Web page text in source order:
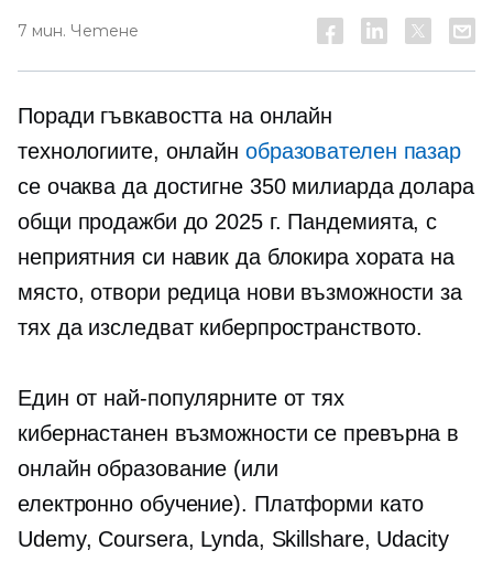
7 мин. Четене
Поради гъвкавостта на онлайн
технологиите, онлайн образователен пазар
се очаква да достигне 350 милиарда долара
общи продажби до 2025 г. Пандемията, с
неприятния си навик да блокира хората на
място, отвори редица нови възможности за
тях да изследват киберпространството.
Един от най-популярните от тях
кибернастанен възможности се превърна в
онлайн образование (или
електронно обучение). Платформи като
Udemy, Coursera, Lynda, Skillshare, Udacity